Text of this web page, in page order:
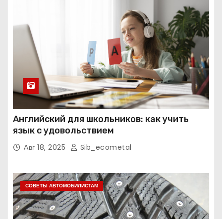
Английский для школьников: как учить
язык с удовольствием
Авг 18, 2025 Sib_ecometal
СОВЕТЫ АВТОМОБИЛИСТАМ